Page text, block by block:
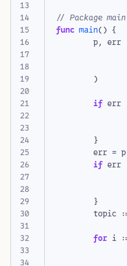
14
15
16
17
18
19
20
21
22
24
25
26
27
28
29
30
31
32
34
// Package
func main() {
p, err
)
if err
}
err = p
if err
}
topic
for i